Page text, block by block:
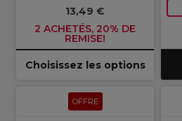
13,49 €
2 ACHETÉS, 20% DE
REMISE!
Choisissez les options
OFFRE